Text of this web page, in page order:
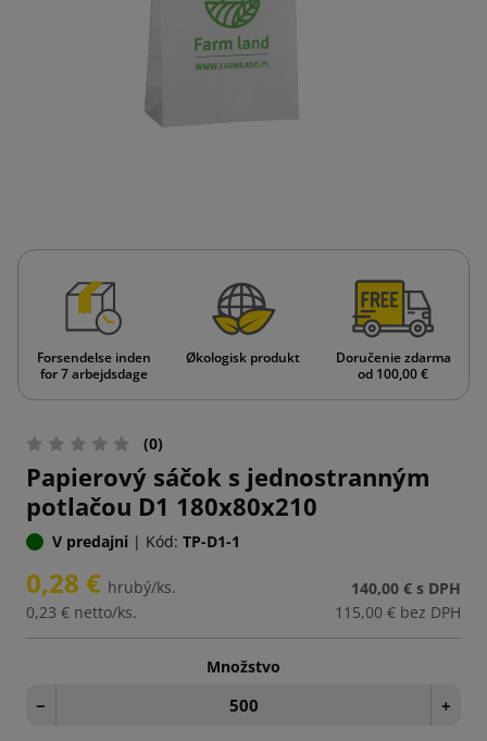
Forsendelse inden
for 7 arbejdsdage
Økologisk produkt
Doručenie zdarma
od 100,00 €
(0)
Papierový sáčok s jednostranným
potlačou D1 180x80x210
V predajni | Kód: TP-D1-1
0,28 € hrubý/ks.
0,23 € netto/ks.
140,00 € s DPH
115,00 € bez DPH
Množstvo
− +